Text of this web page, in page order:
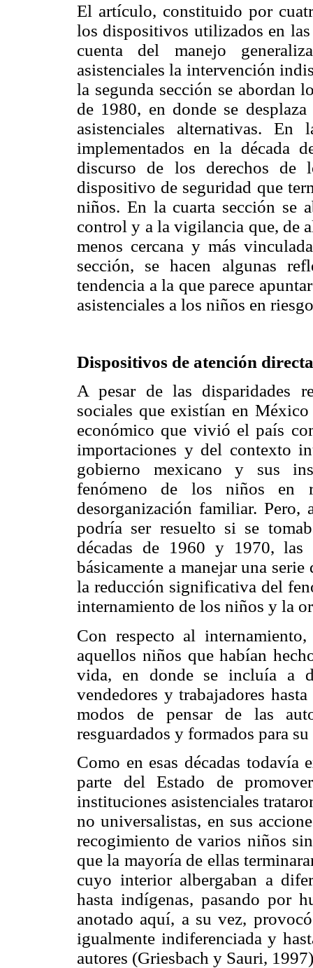
El artículo, constituido por
los dispositivos utilizados en
cuenta del manejo
asistenciales la intervención
la segunda sección se abordan
de 1980, en donde se
asistenciales alternativas.
implementados en la década
discurso de los derechos
dispositivo de seguridad que
niños. En la cuarta sección se
control y a la vigilancia que, de
menos cercana y más
sección, se hacen algunas
tendencia a la que parece
asistenciales a los niños en
Dispositivos de atención
A pesar de las disparidades
sociales que existían en
económico que vivió el país
importaciones y del contexto
gobierno mexicano y sus
fenómeno de los niños en
desorganización familiar. Pero,
podría ser resuelto si se
décadas de 1960 y 1970, las
básicamente a manejar una
la reducción significativa del
internamiento de los niños y la
Con respecto al
aquellos niños que habían
vida, en donde se incluía a
vendedores y trabajadores
modos de pensar de las
resguardados y formados para
Como en esas décadas
parte del Estado de
instituciones asistenciales
no universalistas, en sus
recogimiento de varios niños
que la mayoría de ellas
cuyo interior albergaban a
hasta indígenas, pasando por
anotado aquí, a su vez,
igualmente indiferenciada y
autores (Griesbach y Sauri,